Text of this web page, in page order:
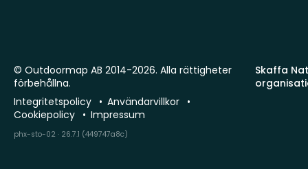
Skaffa
© Outdoormap AB 2014-2026. Alla rättigheter
förbehållna.
Integritetspolicy
Användarvillkor
Cookiepolicy
Impressum
phx-sto-02 · 26.7.1 (449747a8c)